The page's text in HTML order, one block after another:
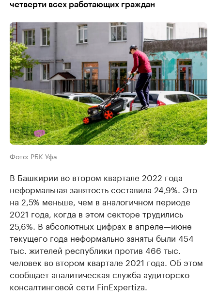
четверти всех работающих граждан
Фото: РБК Уфа
В Башкирии во втором квартале 2022 года
неформальная занятость составила 24,9%. Это
на 2,5% меньше, чем в аналогичном периоде
2021 года, когда в этом секторе трудились
25,6%. В абсолютных цифрах в апреле—июне
текущего года неформально заняты были 454
тыс. жителей республики против 466 тыс.
человек во втором квартале 2021 года. Об этом
сообщает аналитическая служба аудиторско-
консалтинговой сети FinExpertiza.